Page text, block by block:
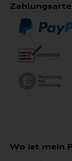
Wo ist mein